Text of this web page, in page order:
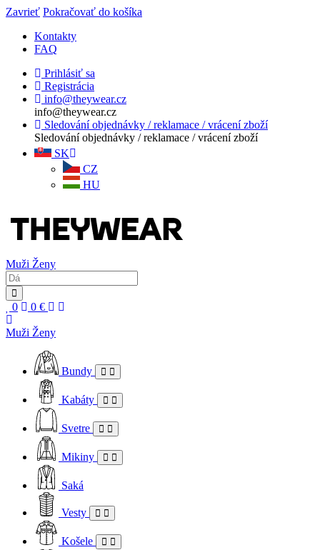
Zavrieť Pokračovať do košíka
Kontakty
FAQ
Prihlásiť sa
Registrácia
info@theywear.cz
info@theywear.cz
Sledování objednávky / reklamace / vrácení zboží
Sledování objednávky / reklamace / vrácení zboží
SK
CZ
HU
Muži Ženy
0 0 €
Muži Ženy
Bundy
Kabáty
Svetre
Mikiny
Saká
Vesty
Košele